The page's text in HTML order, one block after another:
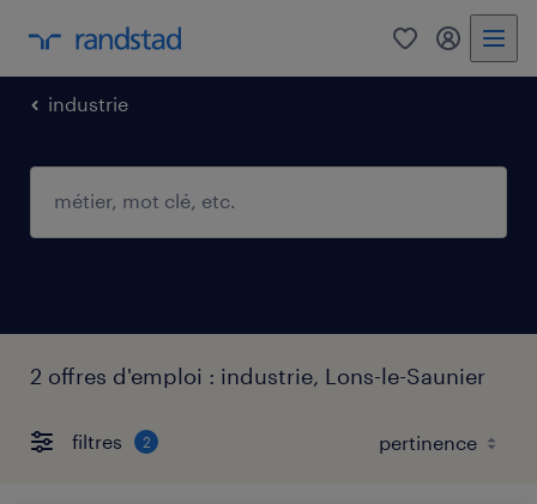
0 mon
industrie
2 offres d'emploi : industrie, Lons-le-Saunier
filtres 2